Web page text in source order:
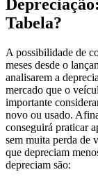
Tabela?
A possibilidade de
meses desde o
analisarem a
mercado que o
importante
novo ou usado.
conseguirá praticar
sem muita perda de
que depreciam
depreciam são: